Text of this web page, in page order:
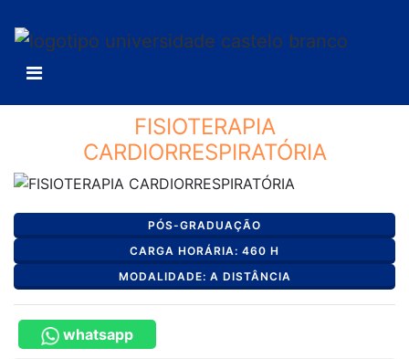
FISIOTERAPIA
CARDIORRESPIRATÓRIA
PÓS-GRADUAÇÃO
CARGA HORÁRIA: 460 H
MODALIDADE: A DISTÂNCIA
whatsapp